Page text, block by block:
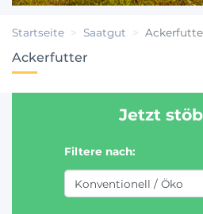
Startseite Saatgut
Ackerfutter
Jetzt
Filtere nach: